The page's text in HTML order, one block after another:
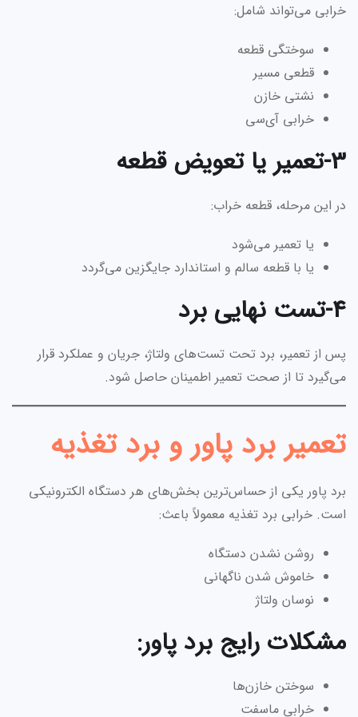
خرابی می‌تواند شامل:
سوختگی قطعه
قطعی مسیر
نشتی خازن
خرابی آی‌سی
3-تعمیر یا تعویض قطعه
در این مرحله، قطعه خراب:
یا تعمیر می‌شود
یا با قطعه سالم و استاندارد جایگزین می‌گردد
4-تست نهایی برد
پس از تعمیر، برد تحت تست‌های ولتاژ، جریان و عملکرد قرار
می‌گیرد تا از صحت تعمیر اطمینان حاصل شود.
تعمیر برد پاور و برد تغذیه
برد پاور یکی از حساس‌ترین بخش‌های هر دستگاه الکترونیکی
است. خرابی برد تغذیه معمولاً باعث:
روشن نشدن دستگاه
خاموش شدن ناگهانی
نوسان ولتاژ
مشکلات رایج برد پاور:
سوختن خازن‌ها
خرابی ماسفت